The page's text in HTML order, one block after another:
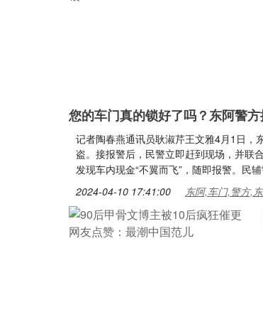
您的车门真的锁好了吗？东阿警
记者陶春燕通讯员耿淑芹王文雅4月1日，
盗。接报警后，民警立即赶到现场，并联
发现车内现金“不翼而飞”，随即报警。民
2024-04-10 17:41:00 东阿,车门,警方,